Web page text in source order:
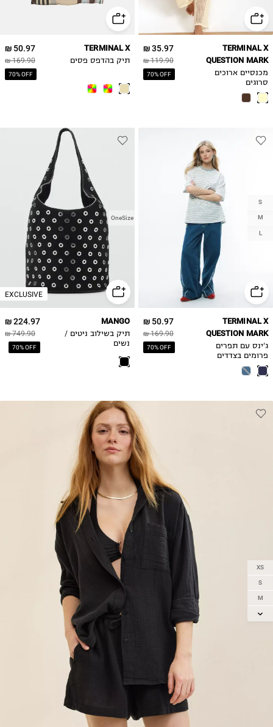
35.97 ₪
119.90 ₪
70% OFF
TERMINAL X
QUESTION MARK
מכנסיים ארוכים
סרוגים
50.97 ₪
169.90 ₪
70% OFF
TERMINAL X
תיק בהדפס פסים
S
M
L
50.97 ₪
169.90 ₪
70% OFF
TERMINAL X
QUESTION MARK
ג'ינס עם תפרים
פרומים בצדדים
וסגירת כפתור.
EXCLUSIVE
OneSize
224.97 ₪
749.90 ₪
70% OFF
MANGO
תיק בשילוב ניטים /
נשים
XS
S
M
L